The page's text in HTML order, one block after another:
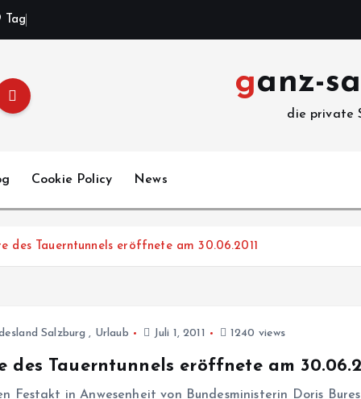
ag
ganz-
die private
Cookie Policy News
des Tauerntunnels eröffnete am 30.06.2011
Salzburg , Urlaub Juli 1, 2011 1240 views
des Tauerntunnels eröffnete am
Festakt in Anwesenheit von Bundesministerin Doris